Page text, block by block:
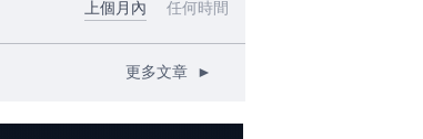
上個月內 任何時間
更多文章 ►